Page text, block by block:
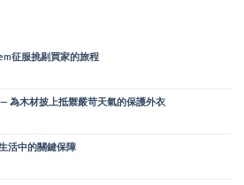
征服挑剔買家的旅程
為木材披上抵禦嚴苛天氣的保護外衣
活中的關鍵保障